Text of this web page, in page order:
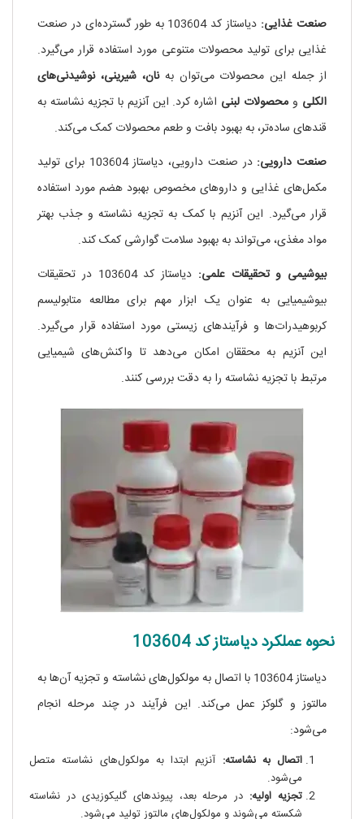
صنعت غذایی:
دیاستاز کد 103604 به طور گسترده‌ای در صنعت
غذایی برای تولید محصولات متنوعی مورد استفاده قرار می‌گیرد.
از جمله این محصولات می‌توان بهنان، شیرینی، نوشیدنی‌های
الکلی و محصولات لبنی اشاره کرد. این آنزیم با تجزیه نشاسته به
قندهای ساده‌تر، به بهبود بافت و طعم محصولات کمک می‌کند.
صنعت دارویی:
در صنعت دارویی، دیاستاز 103604 برای تولید
مکمل‌های غذایی و داروهای مخصوص بهبود هضم مورد استفاده
قرار می‌گیرد. این آنزیم با کمک به تجزیه نشاسته و جذب بهتر
مواد مغذی، می‌تواند به بهبود سلامت گوارشی کمک کند.
بیوشیمی و تحقیقات علمی:
دیاستاز کد 103604 در تحقیقات
بیوشیمیایی به عنوان یک ابزار مهم برای مطالعه متابولیسم
کربوهیدرات‌ها و فرآیندهای زیستی مورد استفاده قرار می‌گیرد.
این آنزیم به محققان امکان می‌دهد تا واکنش‌های شیمیایی
مرتبط با تجزیه نشاسته را به دقت بررسی کنند.
نحوه عملکرد دیاستاز کد 103604
دیاستاز 103604 با اتصال به مولکول‌های نشاسته و تجزیه آن‌ها به
مالتوز و گلوکز عمل می‌کند. این فرآیند در چند مرحله انجام
می‌شود:
اتصال به نشاسته: آنزیم ابتدا به مولکول‌های نشاسته متصل
می‌شود.
تجزیه اولیه: در مرحله بعد، پیوندهای گلیکوزیدی در نشاسته
شکسته می‌شوند و مولکول‌های مالتوز تولید می‌شود.